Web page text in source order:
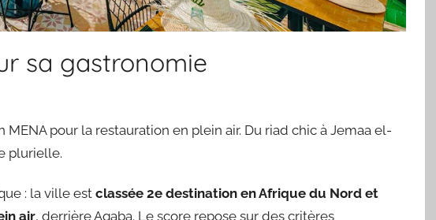
sa gastronomie
pour la restauration en plein air. Du riad chic à Jemaa el-
plurielle.
: la ville est classée 2e destination en Afrique du Nord et
air, derrière Aqaba. Le score repose sur des critères